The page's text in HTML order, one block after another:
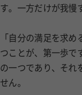
す。一方だけが我慢
「自分の満足を求
つことが、第一歩で
の一つであり、それ
せん。